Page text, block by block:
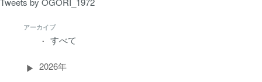
アーカイブ
すべて
2026年